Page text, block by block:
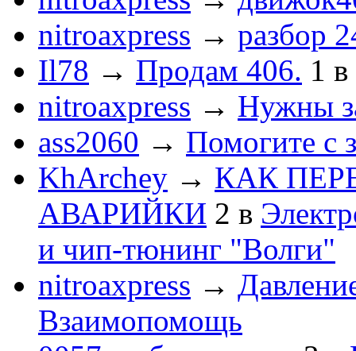
nitroaxpress → разбор
Il78 → Продам 406. 1 в
nitroaxpress → Нужны
ass2060 → Помогите с
KhArchey → КАК
АВАРИЙКИ 2 в
и чип-тюнинг "Волги"
nitroaxpress →
Взаимопомощь